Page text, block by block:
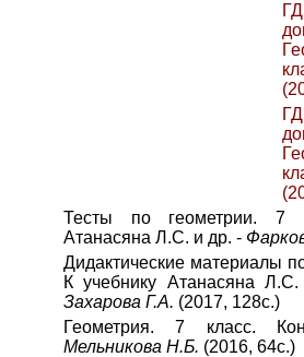
Тесты по геометрии. 7
Атанасяна Л.С. и др. -
Дидактические материалы
К учебнику Атанасяна
Захарова Г.А. (2017, 128с.)
Геометрия. 7 класс.
Мельникова Н.Б. (2016, 64с.)